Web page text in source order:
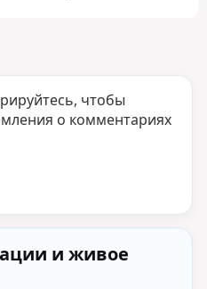
чтобы
о комментариях
и живое